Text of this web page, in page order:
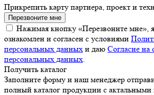
Прикрепить карту партнера, проект и
Перезвоните мне
Нажимая кнопку «Перезвоните мне»,
ознакомлен и согласен с условиями
персональных данных и даю Согласие на
персональных данных
Получить каталог
Заполните форму и наш менеджер
полный каталог продукции с